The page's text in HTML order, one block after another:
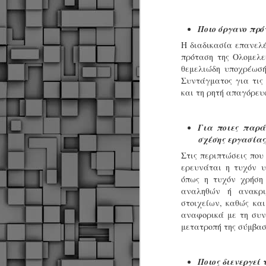
Ποιο όργανο
Η διαδικασία
πρόταση της
θεμελιώδη
Συντάγματος για
και τη ρητή
Για ποιες
σχέσης
Στις περιπτώσεις
ερευνάται η τυχόν
όπως η τυχόν χρήση
αναληθών ή
στοιχείων, καθώς
αναφορικά με τη
μετατροπή της
Ποιος
4
►